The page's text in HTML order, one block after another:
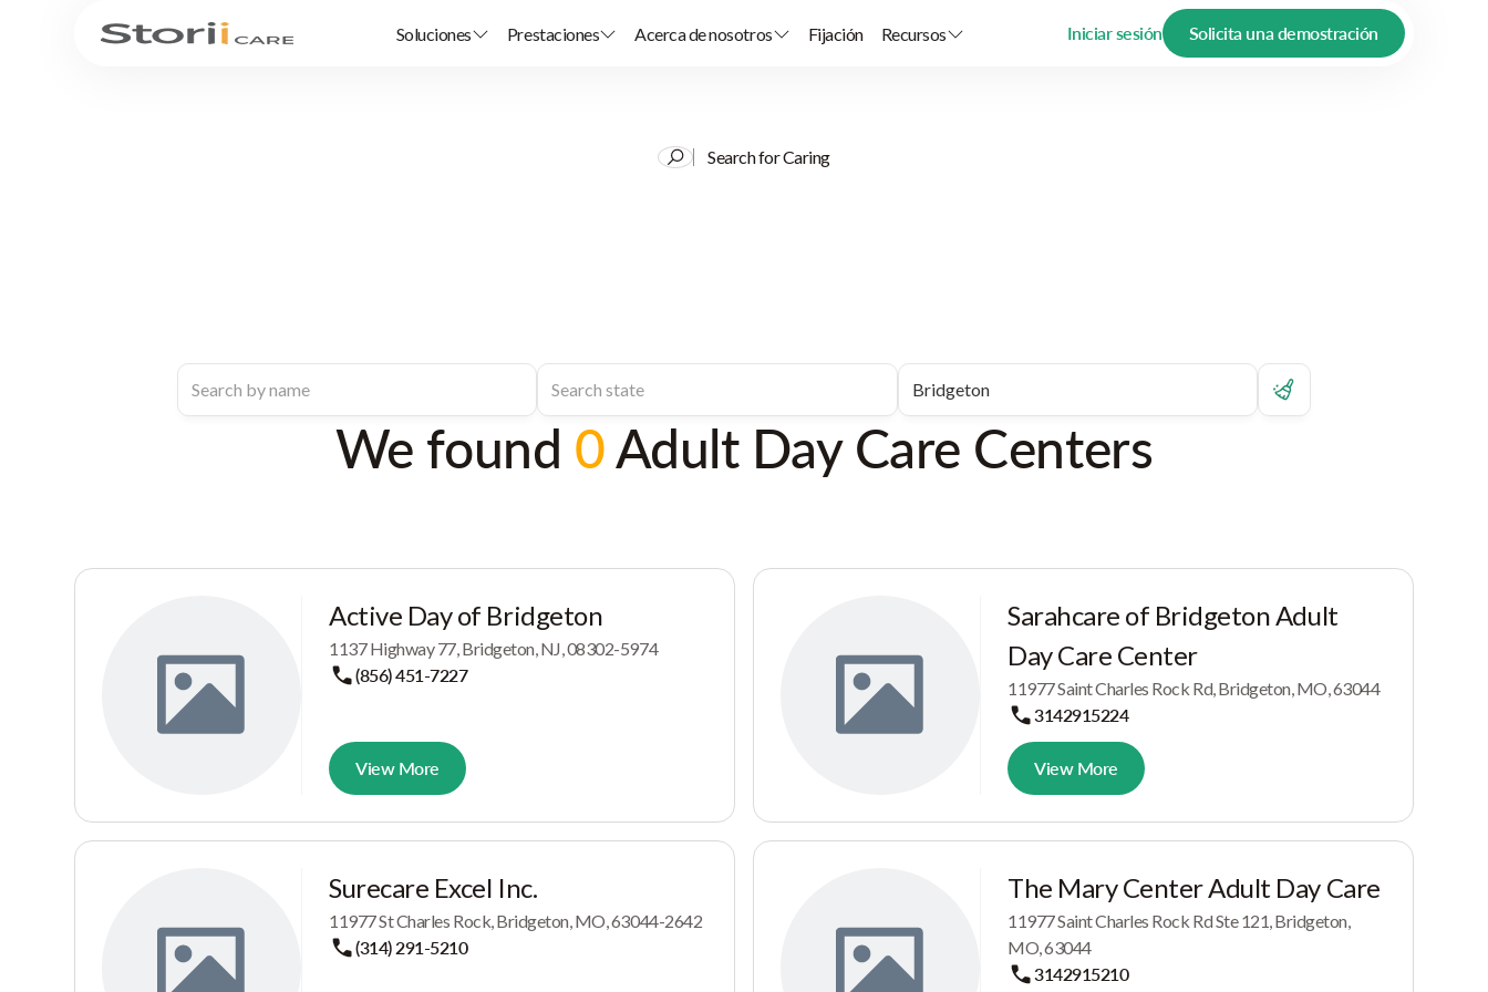
Soluciones Prestaciones Acerca de nosotros Fijación Recursos Iniciar sesión Solicita una demostración
Search for Caring
We found 0Adult Day Care Centers
Active Day of Bridgeton
1137 Highway 77, Bridgeton, NJ, 08302-5974
(856) 451-7227
View More
Sarahcare of Bridgeton Adult
Day Care Center
11977 Saint Charles Rock Rd, Bridgeton, MO, 63044
3142915224
View More
Surecare Excel Inc.
11977 St Charles Rock, Bridgeton, MO, 63044-2642
(314) 291-5210
The Mary Center Adult Day Care
11977 Saint Charles Rock Rd Ste 121, Bridgeton,
MO, 63044
3142915210